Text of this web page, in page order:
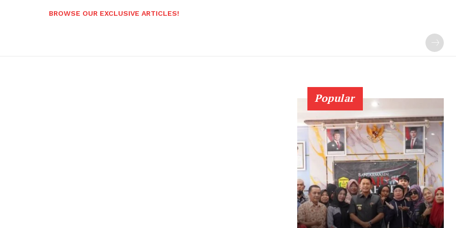
BROWSE OUR EXCLUSIVE ARTICLES!
Popular